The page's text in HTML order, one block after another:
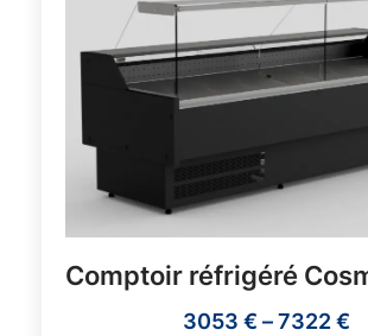
Comptoir réfrigéré
3053 € –7322€